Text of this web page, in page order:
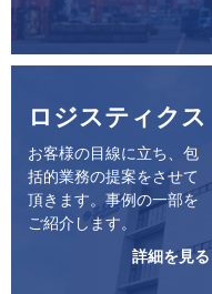
ロジスティクス
お客様の目線に立ち、包
括的業務の提案をさせて
頂きます。事例の一部を
ご紹介します。
詳細を見る